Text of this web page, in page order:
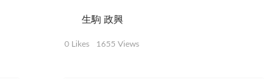
生駒 政興
0 Likes 1655 Views